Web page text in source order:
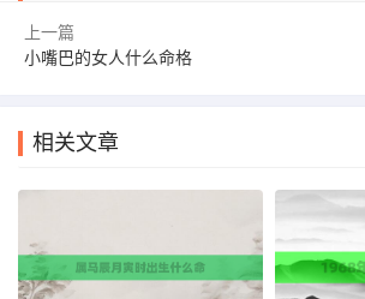
上一篇
小嘴巴的女人什么命格
相关文章